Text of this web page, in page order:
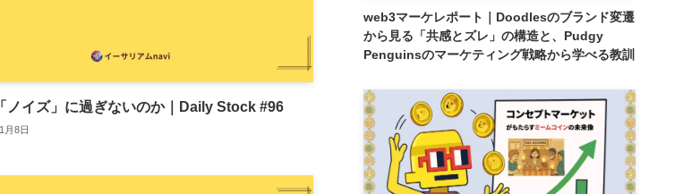
ノイズ」に過ぎないのか｜Daily Stock #96
月8日
web3マーケレポート｜Doodlesのブランド変遷
から見る「共感とズレ」の構造と、Pudgy
Penguinsのマーケティング戦略から学べる教訓